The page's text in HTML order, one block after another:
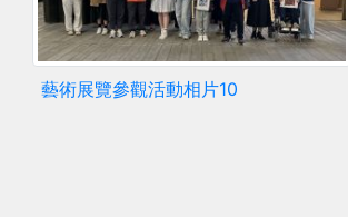
藝術展覽參觀活動相片10